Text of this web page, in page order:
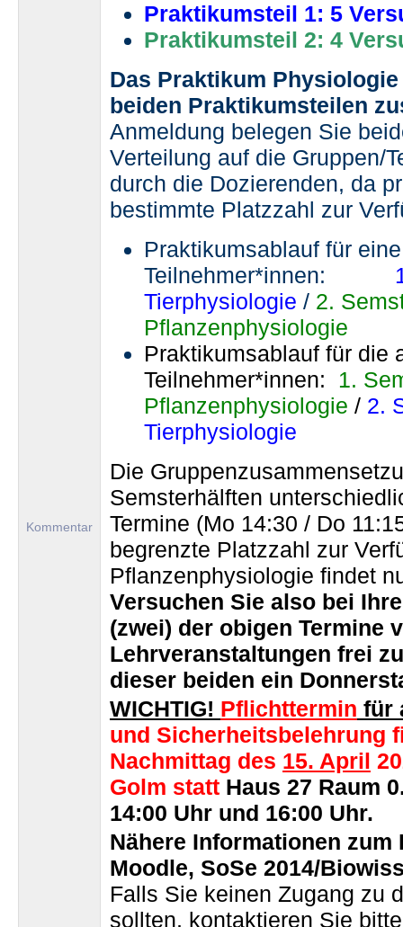
Kommentar
Praktikumsteil 1: 5
Praktikumsteil 2: 4
Das Praktikum
beiden Praktikumsteilen
Anmeldung belegen Sie
Verteilung auf die Gruppen/
durch die Dozierenden, da
bestimmte Platzzahl zur
Praktikumsablauf für
Teilnehmer*innen:
Tierphysiologie / 2.
Pflanzenphysiologie
Praktikumsablauf für die
Teilnehmer*innen: 1.
Pflanzenphysiologie / 2.
Tierphysiologie
Die
Semsterhälften
Termine (Mo 14:30 / Do
begrenzte Platzzahl zur
Pflanzenphysiologie findet
Versuchen Sie also bei
(zwei) der obigen Termine
Lehrveranstaltungen frei
dieser beiden ein
WICHTIG! Pflichttermin für
und Sicherheitsbelehrung
Nachmittag des 15. April
Golm statt Haus 27 Raum
14:00 Uhr und 16:00 Uhr.
Nähere Informationen
Moodle, SoSe 2014/
Falls Sie keinen Zugang zu
sollten, kontaktieren Sie